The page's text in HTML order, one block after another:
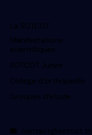
La SOTCOT
Manifestations
scientifiques
SOTCOT Junior
College d’orthopedie
Groupes d’etude
contact@sotcot.tn